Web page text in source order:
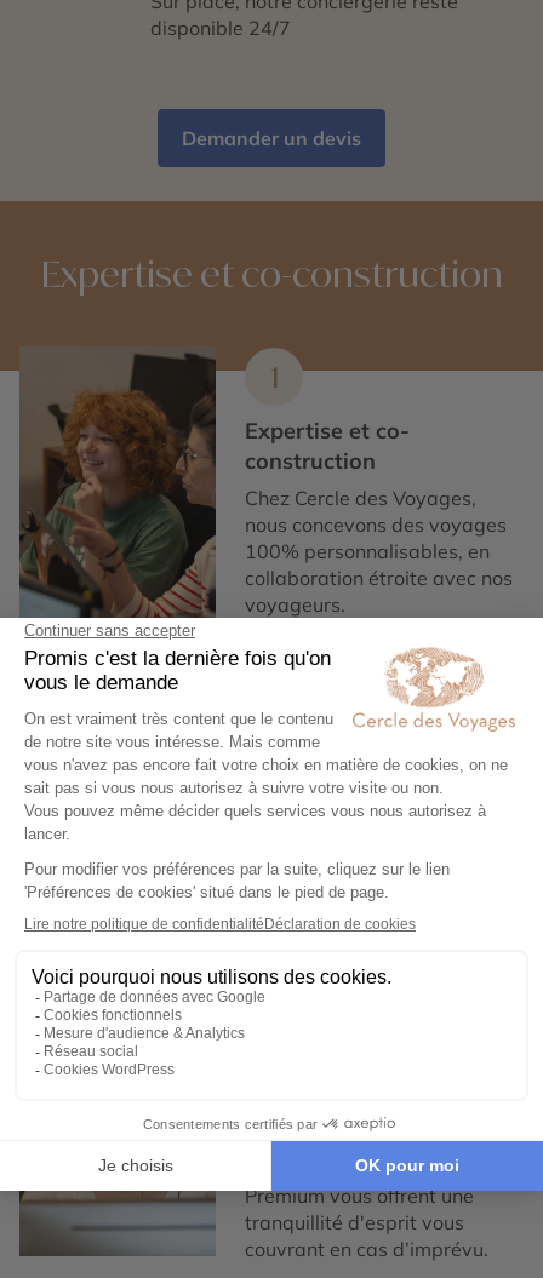
disponible 24/7
Demander un devis
Expertise et co-construction
1
Expertise et co-
construction
Chez Cercle des Voyages,
nous concevons des voyages
100% personnalisables, en
collaboration étroite avec nos
voyageurs.
2
Engagement local et
responsabilité sociale
Nous collaborons
exclusivement avec des
confiance, pour un tourisme
responsable, éthique,
authentique et de qualité.
3
Notre service de conciergerie
francophone est disponible,
7/7 et nos assurances
Premium vous offrent une
tranquillité d'esprit vous
couvrant en cas d’imprévu.